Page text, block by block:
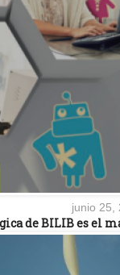
junio 25,
de BILIB es el